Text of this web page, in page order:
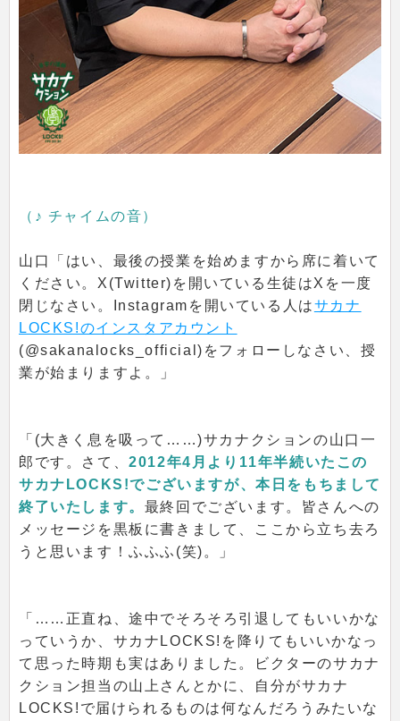
（♪ チャイムの音）
山口「はい、最後の授業を始めますから席に着いて
ください。X(Twitter)を開いている生徒はXを一度
閉じなさい。Instagramを開いている人はサカナ
LOCKS!のインスタアカウント
(@sakanalocks_official)をフォローしなさい、授
業が始まりますよ。」
「(大きく息を吸って……)サカナクションの山口一
郎です。さて、2012年4月より11年半続いたこの
サカナLOCKS!でございますが、本日をもちまして
終了いたします。 最終回でございます。皆さんへの
メッセージを黒板に書きまして、ここから立ち去ろ
うと思います！ふふふ(笑)。」
「……正直ね、途中でそろそろ引退してもいいかな
っていうか、サカナLOCKS!を降りてもいいかなっ
て思った時期も実はありました。ビクターのサカナ
クション担当の山上さんとかに、自分がサカナ
LOCKS!で届けられるものは何なんだろうみたいな